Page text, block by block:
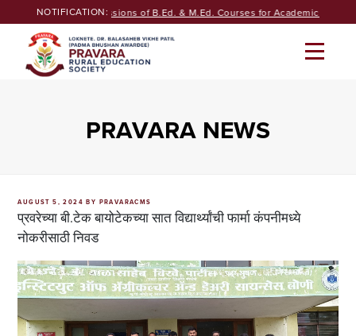
to
NOTIFICATION:
Seeking Admissions of B.Ed. & M.Ed. Courses for Academic year
PRAVARA NEWS
POSTED
ON
AUGUST 5, 2024 BY PRAVARACMS
प्रवरेच्या बी.टेक बायोटेकच्या सात विद्यार्थ्यांची फार्मा कंपनीमध्ये
नोकरीसाठी निवड